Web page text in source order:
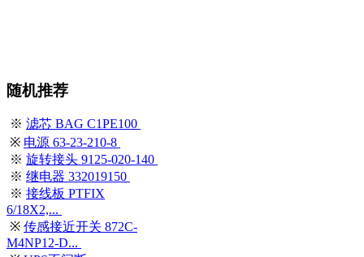
随机推荐
※ 滤芯 BAG C1PE100
※ 电源 63-23-210-8
※ 旋转接头 9125-020-140
※ 继电器 332019150
※ 接线板 PTFIX
6/18X2,...
※ 传感接近开关 872C-
M4NP12-D...